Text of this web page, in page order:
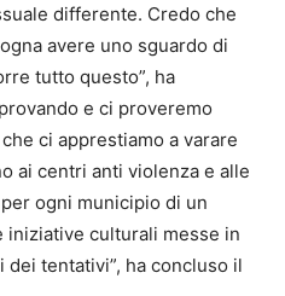
differente. Credo che
avere uno sguardo di
tutto questo”, ha
e ci proveremo
ci apprestiamo a varare
ai centri anti violenza e alle
ogni municipio di un
iniziative culturali messe in
tentativi”, ha concluso il